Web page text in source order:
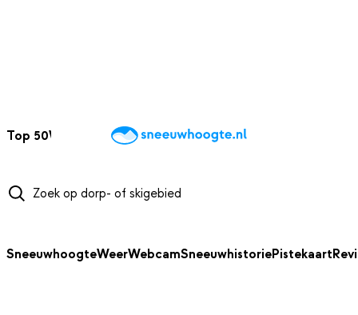
Top 50Webcams WintersportweerKaarten
SneeuwhoogteWeerWebcamSneeuwhistoriePistekaart